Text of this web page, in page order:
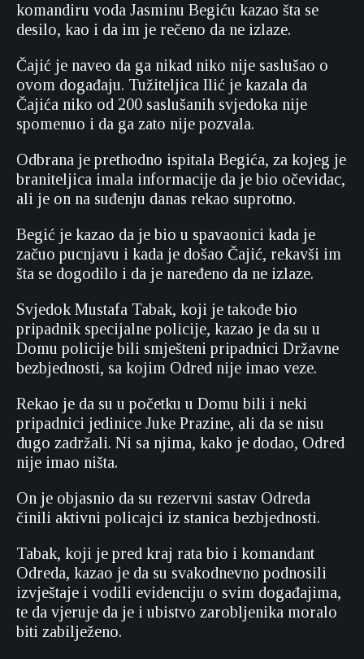
komandiru voda Jasminu Begiću kazao šta se
desilo, kao i da im je rečeno da ne izlaze.
Čajić je naveo da ga nikad niko nije saslušao o
ovom događaju. Tužiteljica Ilić je kazala da
Čajića niko od 200 saslušanih svjedoka nije
spomenuo i da ga zato nije pozvala.
Odbrana je prethodno ispitala Begića, za kojeg je
braniteljica imala informacije da je bio očevidac,
ali je on na suđenju danas rekao suprotno.
Begić je kazao da je bio u spavaonici kada je
začuo pucnjavu i kada je došao Čajić, rekavši im
šta se dogodilo i da je naređeno da ne izlaze.
Svjedok Mustafa Tabak, koji je takođe bio
pripadnik specijalne policije, kazao je da su u
Domu policije bili smješteni pripadnici Državne
bezbjednosti, sa kojim Odred nije imao veze.
Rekao je da su u početku u Domu bili i neki
pripadnici jedinice Juke Prazine, ali da se nisu
dugo zadržali. Ni sa njima, kako je dodao, Odred
nije imao ništa.
On je objasnio da su rezervni sastav Odreda
činili aktivni policajci iz stanica bezbjednosti.
Tabak, koji je pred kraj rata bio i komandant
Odreda, kazao je da su svakodnevno podnosili
izvještaje i vodili evidenciju o svim događajima,
te da vjeruje da je i ubistvo zarobljenika moralo
biti zabilježeno.